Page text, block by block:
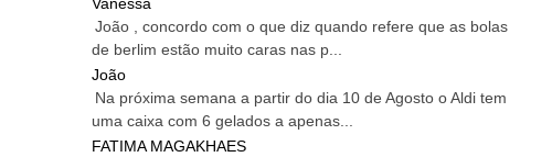
João , concordo com o que diz quando refere que as bolas
de berlim estão muito caras nas p...
João
Na próxima semana a partir do dia 10 de Agosto o Aldi tem
uma caixa com 6 gelados a apenas...
FATIMA MAGAKHAES